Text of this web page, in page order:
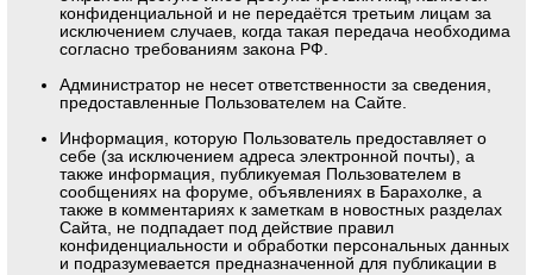
конфиденциальной и не передаётся третьим лицам за
исключением случаев, когда такая передача необходима
согласно требованиям закона РФ.
Администратор не несет ответственности за сведения,
предоставленные Пользователем на Сайте.
Информация, которую Пользователь предоставляет о
себе (за исключением адреса электронной почты), а
также информация, публикуемая Пользователем в
сообщениях на форуме, объявлениях в Барахолке, а
также в комментариях к заметкам в новостных разделах
Сайта, не подпадает под действие правил
конфиденциальности и обработки персональных данных
и подразумевается предназначенной для публикации в